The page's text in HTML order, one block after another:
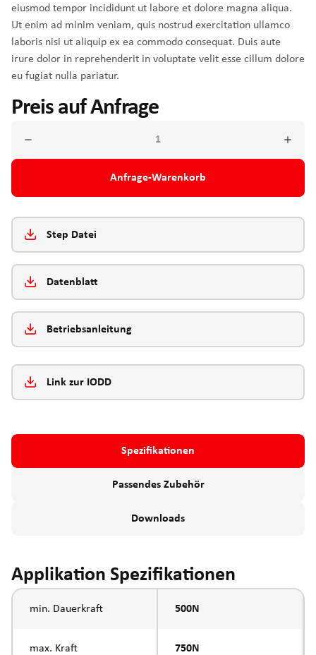
eiusmod tempor incididunt ut labore et dolore magna aliqua.
Ut enim ad minim veniam, quis nostrud exercitation ullamco
laboris nisi ut aliquip ex ea commodo consequat. Duis aute
irure dolor in reprehenderit in voluptate velit esse cillum dolore
eu fugiat nulla pariatur.
Preis auf Anfrage
Anfrage-Warenkorb
Step Datei
Datenblatt
Betriebsanleitung
Link zur IODD
Spezifikationen
Passendes Zubehör
Downloads
Applikation Spezifikationen
min. Dauerkraft 500N
max. Kraft 750N